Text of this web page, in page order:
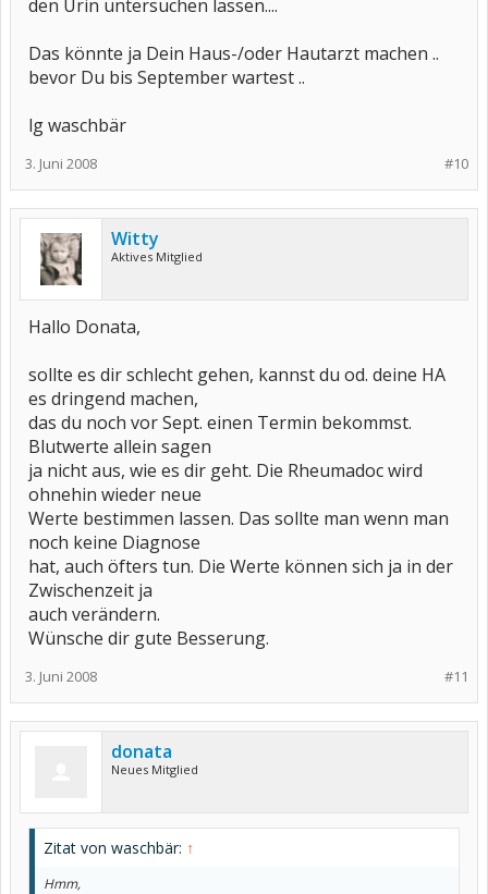
den Urin untersuchen lassen....
Das könnte ja Dein Haus-/oder Hautarzt machen ..
bevor Du bis September wartest ..
lg waschbär
#10
3. Juni 2008
Witty
Aktives Mitglied
Hallo Donata,
sollte es dir schlecht gehen, kannst du od. deine HA
es dringend machen,
das du noch vor Sept. einen Termin bekommst.
Blutwerte allein sagen
ja nicht aus, wie es dir geht. Die Rheumadoc wird
ohnehin wieder neue
Werte bestimmen lassen. Das sollte man wenn man
noch keine Diagnose
hat, auch öfters tun. Die Werte können sich ja in der
Zwischenzeit ja
auch verändern.
Wünsche dir gute Besserung.
#11
3. Juni 2008
donata
Neues Mitglied
Zitat von waschbär: ↑
Hmm,